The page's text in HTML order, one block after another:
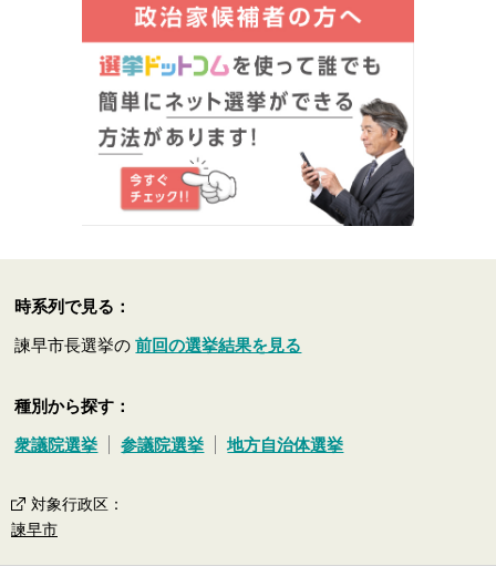
時系列で見る：
諫早市長選挙の前回の選挙結果を見る
種別から探す：
衆議院選挙 参議院選挙 地方自治体選挙
対象行政区 ：
諫早市